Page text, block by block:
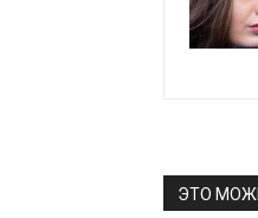
ЭТО